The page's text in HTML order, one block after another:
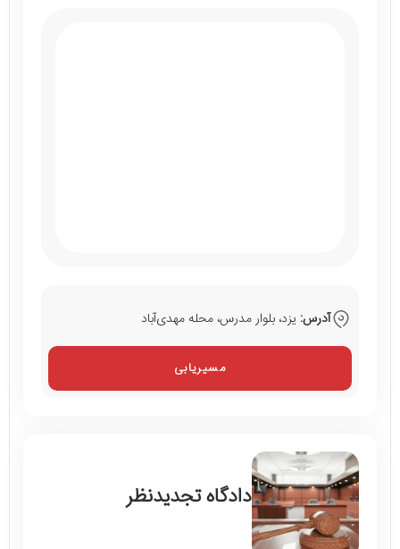
آدرس: یزد، بلوار مدرس، محله مهدی‌آباد
مسیریابی
دادگاه تجدیدنظر